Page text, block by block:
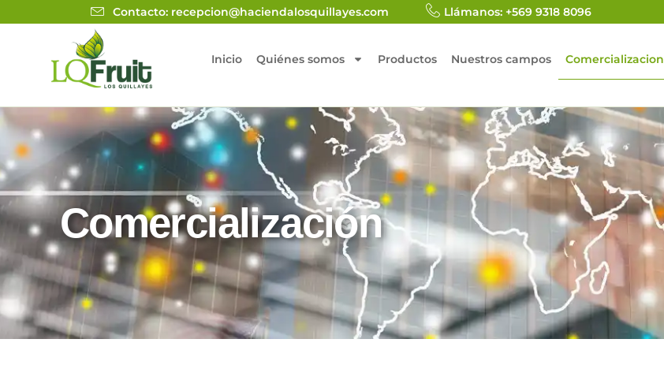
Contacto: recepcion@haciendalosquillayes.com Llámanos: +569 9318 8096
Inicio Quiénes somos Productos Nuestros campos Comercializacion
Comercialización